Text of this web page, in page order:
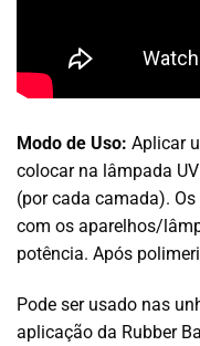
Modo de Uso: Aplicar
colocar na lâmpada
(por cada camada).
com os aparelhos/
potência. Após
Pode ser usado nas
aplicação da Rubber